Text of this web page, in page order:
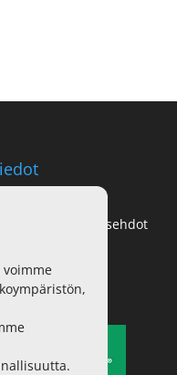
voimme
Tietosuojaseloste
Tilaus- ja toimitusehdot